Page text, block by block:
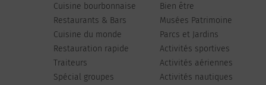
Cuisine bourbonnaise
Restaurants & Bars
Cuisine du monde
Restauration rapide
Traiteurs
Spécial groupes
Bien être
Musées Patrimoine
Parcs et Jardins
Activités sportives
Activités aériennes
Activités nautiques